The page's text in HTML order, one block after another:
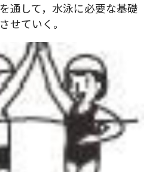
通して，水泳に必要な基礎
せていく。